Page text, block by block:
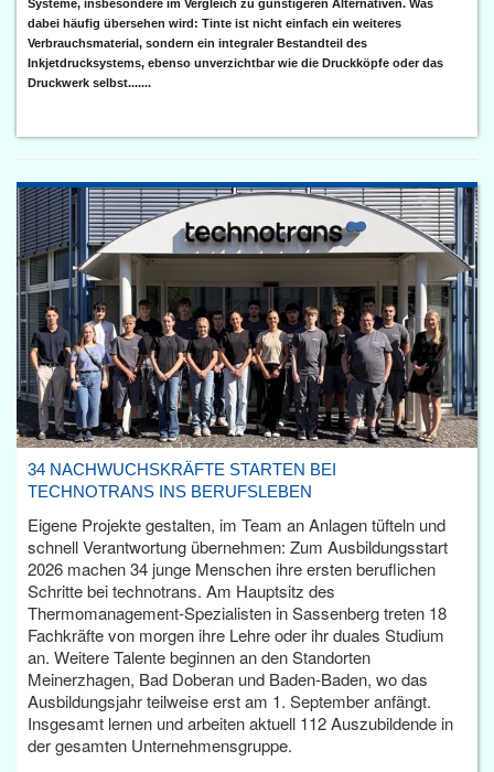
Systeme, insbesondere im Vergleich zu günstigeren Alternativen. Was
dabei häufig übersehen wird: Tinte ist nicht einfach ein weiteres
Verbrauchsmaterial, sondern ein integraler Bestandteil des
Inkjetdrucksystems, ebenso unverzichtbar wie die Druckköpfe oder das
Druckwerk selbst.......
34 NACHWUCHSKRÄFTE STARTEN BEI
TECHNOTRANS INS BERUFSLEBEN
Eigene Projekte gestalten, im Team an Anlagen tüfteln und
schnell Verantwortung übernehmen: Zum Ausbildungsstart
2026 machen 34 junge Menschen ihre ersten beruflichen
Schritte bei technotrans. Am Hauptsitz des
Thermomanagement-Spezialisten in Sassenberg treten 18
Fachkräfte von morgen ihre Lehre oder ihr duales Studium
an. Weitere Talente beginnen an den Standorten
Meinerzhagen, Bad Doberan und Baden-Baden, wo das
Ausbildungsjahr teilweise erst am 1. September anfängt.
Insgesamt lernen und arbeiten aktuell 112 Auszubildende in
der gesamten Unternehmensgruppe.